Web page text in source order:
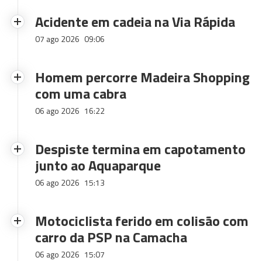
Acidente em cadeia na Via Rápida
07 ago 2026 09:06
Homem percorre Madeira Shopping
com uma cabra
06 ago 2026 16:22
Despiste termina em capotamento
junto ao Aquaparque
06 ago 2026 15:13
Motociclista ferido em colisão com
carro da PSP na Camacha
06 ago 2026 15:07